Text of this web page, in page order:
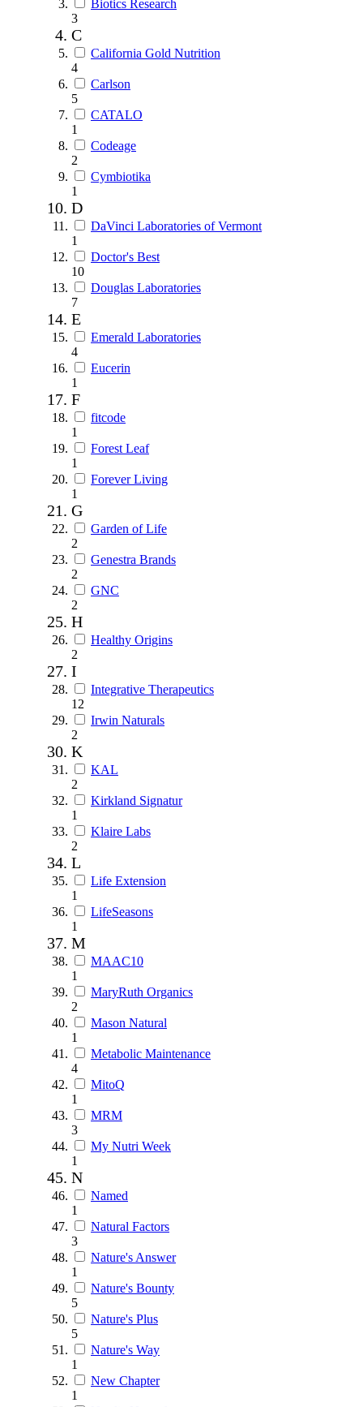
Biotics Research
3
C
California Gold Nutrition
4
Carlson
5
CATALO
1
Codeage
2
Cymbiotika
1
D
DaVinci Laboratories of Vermont
1
Doctor's Best
10
Douglas Laboratories
7
E
Emerald Laboratories
4
Eucerin
1
F
fitcode
1
Forest Leaf
1
Forever Living
1
G
Garden of Life
2
Genestra Brands
2
GNC
2
H
Healthy Origins
2
I
Integrative Therapeutics
12
Irwin Naturals
2
K
KAL
2
Kirkland Signatur
1
Klaire Labs
2
L
Life Extension
1
LifeSeasons
1
M
MAAC10
1
MaryRuth Organics
2
Mason Natural
1
Metabolic Maintenance
4
MitoQ
1
MRM
3
My Nutri Week
1
N
Named
1
Natural Factors
3
Nature's Answer
1
Nature's Bounty
5
Nature's Plus
5
Nature's Way
1
New Chapter
1